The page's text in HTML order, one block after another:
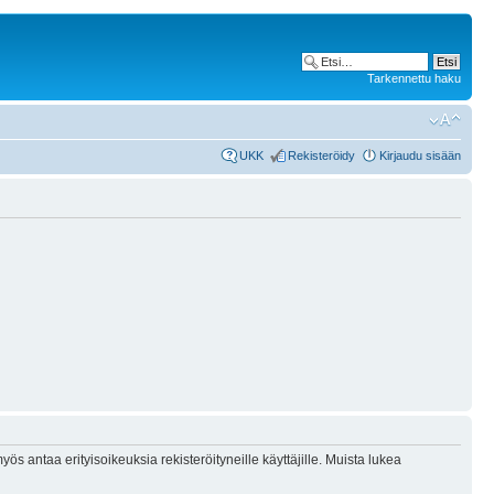
Tarkennettu haku
UKK Rekisteröidy Kirjaudu sisään
antaa erityisoikeuksia rekisteröityneille käyttäjille. Muista lukea